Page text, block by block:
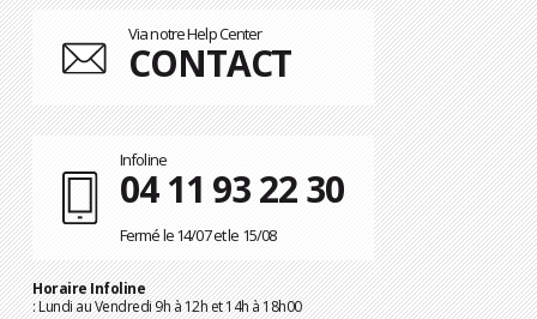
Via notre Help Center
CONTACT
Infoline
04 11 93 22 30
Fermé le 14/07 et le 15/08
Horaire Infoline
: Lundi au Vendredi 9h à 12h et 14h à 18h00